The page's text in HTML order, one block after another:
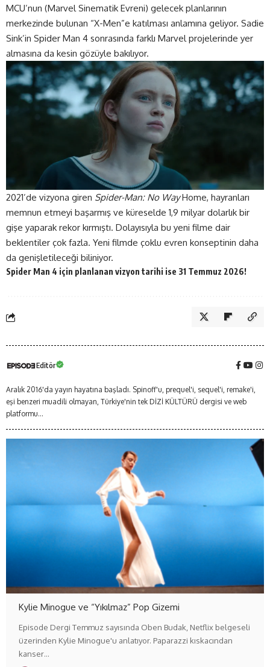
MCU’nun (Marvel Sinematik Evreni) gelecek planlarının
merkezinde bulunan “X-Men”e katılması anlamına geliyor. Sadie
Sink’in Spider Man 4 sonrasında farklı Marvel projelerinde yer
almasına da kesin gözüyle bakılıyor.
2021’de vizyona giren Spider-Man: No WayHome, hayranları
memnun etmeyi başarmış ve küreselde 1,9 milyar dolarlık bir
gişe yaparak rekor kırmıştı. Dolayısıyla bu yeni filme dair
beklentiler çok fazla. Yeni filmde çoklu evren konseptinin daha
da genişletileceği biliniyor.
Spider Man 4 için planlanan vizyon tarihi ise 31 Temmuz 2026!
Editör
Aralık 2016'da yayın hayatına başladı. Spinoff'u, prequel'i, sequel'i, remake'i,
eşi benzeri muadili olmayan, Türkiye'nin tek DİZİ KÜLTÜRÜ dergisi ve web
platformu...
Kylie Minogue ve “Yıkılmaz” Pop Gizemi
Episode Dergi Temmuz sayısında Oben Budak, Netflix belgeseli
üzerinden Kylie Minogue'u anlatıyor. Paparazzi kıskacından
kanser…